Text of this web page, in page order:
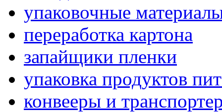
упаковочные
переработка картона
запайщики пленки
упаковка продуктов
конвееры и